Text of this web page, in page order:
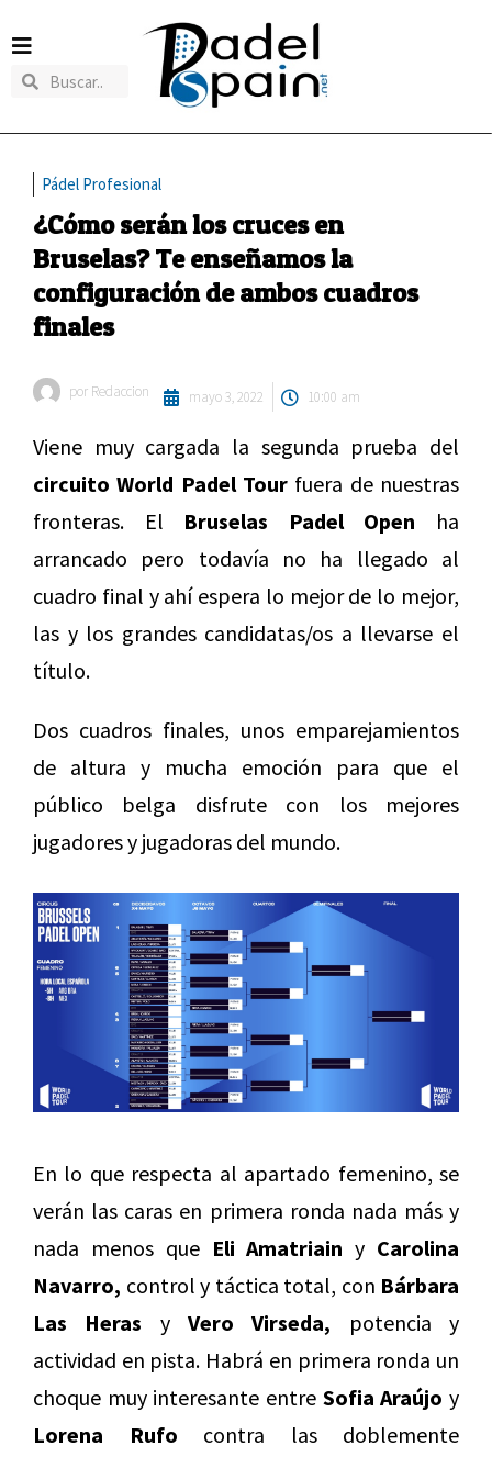
Pádel Profesional
¿Cómo serán los cruces en
Bruselas? Te enseñamos la
configuración de ambos cuadros
finales
por Redaccion mayo 3, 2022 10:00 am
Viene muy cargada la segunda prueba del
circuito World Padel Tour fuera de nuestras
fronteras. El Bruselas Padel Open ha
arrancado pero todavía no ha llegado al
cuadro final y ahí espera lo mejor de lo mejor,
las y los grandes candidatas/os a llevarse el
título.
Dos cuadros finales, unos emparejamientos
de altura y mucha emoción para que el
público belga disfrute con los mejores
jugadores y jugadoras del mundo.
En lo que respecta al apartado femenino, se
verán las caras en primera ronda nada más y
nada menos que Eli Amatriain y Carolina
Navarro, control y táctica total, con Bárbara
Las Heras yVero Virseda, potencia y
actividad en pista. Habrá en primera ronda un
choque muy interesante entre Sofia Araújo y
Lorena Rufo contra las doblemente